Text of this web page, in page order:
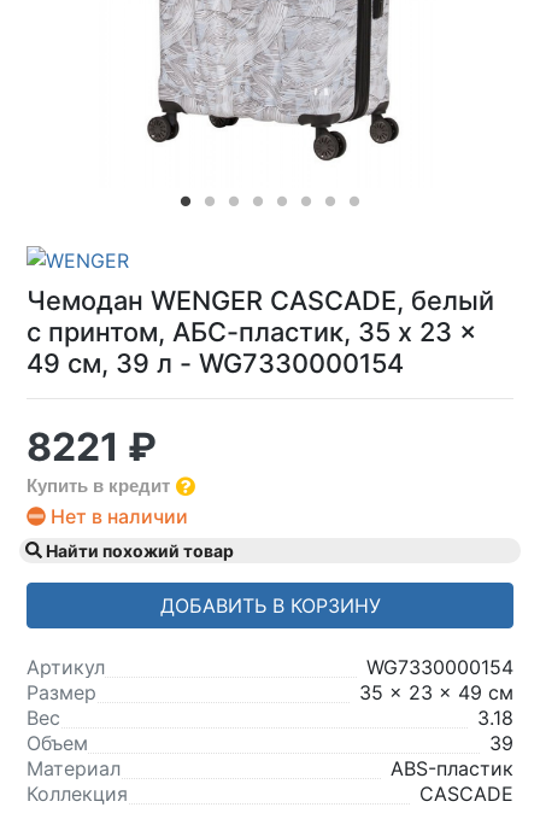
Чемодан WENGER CASCADE, белый
с принтом, АБС-пластик, 35 x 23 x
49 см, 39 л - WG7330000154
8221 ₽
Купить в кредит
Нет в наличии
Найти похожий товар
ДОБАВИТЬ В КОРЗИНУ
Артикул
WG7330000154
Размер
35 x 23 x 49 см
Вес
3.18
Объем
39
Материал
ABS-пластик
Коллекция
CASCADE